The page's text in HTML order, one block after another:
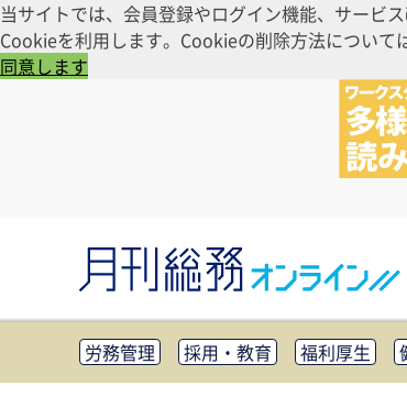
当サイトでは、会員登録やログイン機能、サービ
Cookieを利用します。Cookieの削除方法について
同意します
労務管理 採用・教育 福利厚生
知財管理
リスクマネジメント・BCP